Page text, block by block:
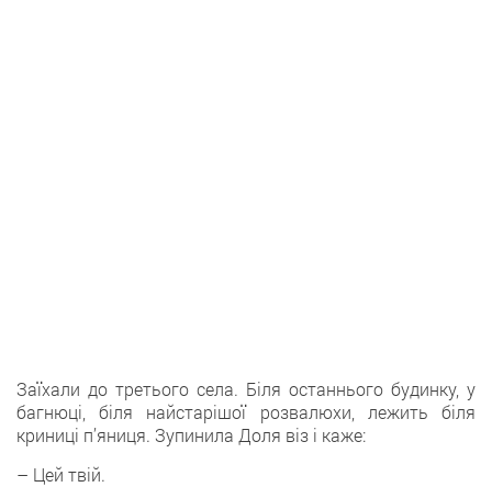
Заїхали до третього села. Біля останнього будинку, у
багнюці, біля найстарішої розвалюхи, лежить біля
криниці п’яниця. Зупинила Доля віз і каже:
– Цей твій.